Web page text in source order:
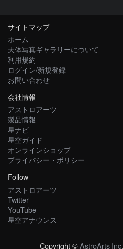
サイトマップ
ホーム
天体写真ギャラリーについて
利用規約
ログイン/新規登録
お問い合わせ
会社情報
アストロアーツ
製品情報
星ナビ
星空ガイド
オンラインショップ
プライバシー・ポリシー
Follow
アストロアーツ
Twitter
YouTube
星空アナウンス
Copyright ©AstroArts Inc